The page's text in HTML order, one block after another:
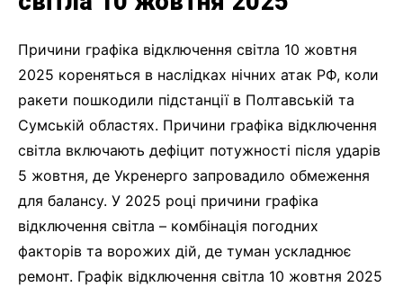
Причини графіка відключення світла 10 жовтня
2025 кореняться в наслідках нічних атак РФ, коли
ракети пошкодили підстанції в Полтавській та
Сумській областях. Причини графіка відключення
світла включають дефіцит потужності після ударів
5 жовтня, де Укренерго запровадило обмеження
для балансу. У 2025 році причини графіка
відключення світла – комбінація погодних
факторів та ворожих дій, де туман ускладнює
ремонт. Графік відключення світла 10 жовтня 2025